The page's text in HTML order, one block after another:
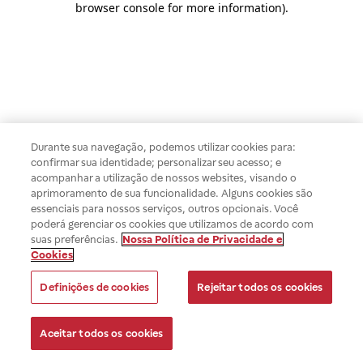
browser console for more information).
Durante sua navegação, podemos utilizar cookies para:
confirmar sua identidade; personalizar seu acesso; e
acompanhar a utilização de nossos websites, visando o
aprimoramento de sua funcionalidade. Alguns cookies são
essenciais para nossos serviços, outros opcionais. Você
poderá gerenciar os cookies que utilizamos de acordo com
suas preferências. Nossa Política de Privacidade e
Cookies
Definições de cookies Rejeitar todos os cookies
Aceitar todos os cookies